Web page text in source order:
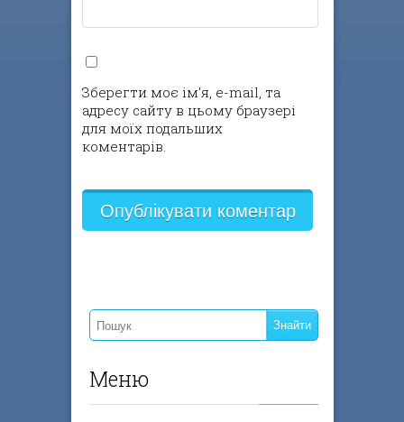
Зберегти моє ім'я, e-mail, та
адресу сайту в цьому браузері
для моїх подальших
коментарів.
Меню